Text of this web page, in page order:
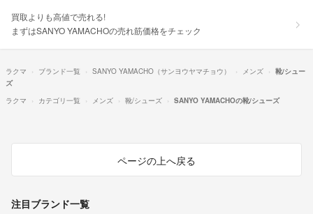
買取よりも高値で売れる!
まずはSANYO YAMACHOの売れ筋価格をチェック
ラクマ ブランド一覧 SANYO YAMACHO（サンヨウヤマチョウ） メンズ
靴/シュー
ズ
ラクマ
カテゴリ一覧 メンズ 靴/シューズ SANYO YAMACHOの靴/シューズ
ページの上へ戻る
注目ブランド一覧